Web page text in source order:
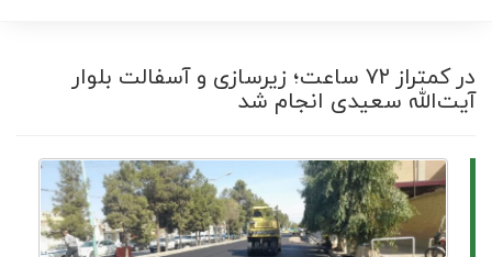
در کمتر‌از ۷۲ ساعت؛ زیرسازی و آسفالت بلوار
آیت‌الله سعیدی انجام شد